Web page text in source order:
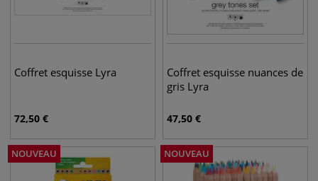
Coffret esquisse Lyra
72,50 €
Coffret esquisse nuances de
gris Lyra
47,50 €
NOUVEAU NOUVEAU